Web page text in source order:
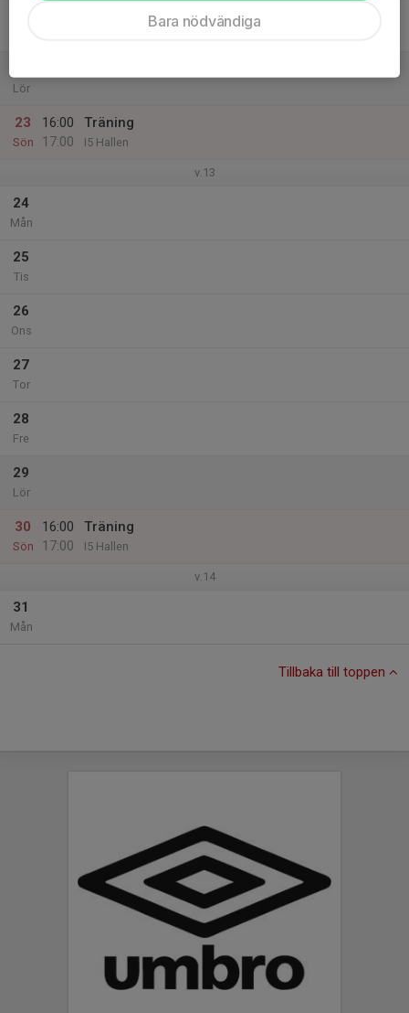
Lör
23
Sön
16:00
17:00
Träning
I5 Hallen
v.13
24
Mån
25
Tis
26
Ons
27
Tor
28
Fre
29
Lör
30
Sön
16:00
17:00
Träning
I5 Hallen
v.14
31
Mån
Tillbaka till toppen
Bara nödvändiga